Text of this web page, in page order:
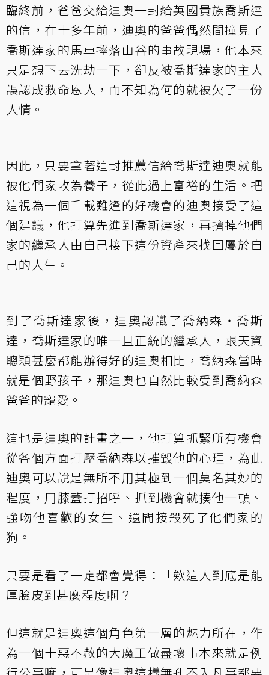
臨終前，爸爸交給迪奧一封給英國貴族喬斯達
的信，在十多年前，迪奧的爸爸偶然間撞見了
喬斯達家的馬車摔落山谷的事故現場，他本來
只是想下去洗劫一下，卻反被喬斯達家的主人
誤認成救命恩人，而不知為何的就被欠了一份
人情。
因此，只要拿著這封推薦信給喬斯達迪奧就能
被他們家收為養子，從此過上富裕的生活。把
這視為一個千載難逢的好機會的迪奧接受了這
個建議，他打算先進到喬斯達家，再擠掉他們
家的繼承人由自己接下這份資產來找回屬於自
己的人生。
到了喬斯達家後，迪奧認識了喬納森・喬斯
達，喬斯達家的唯一且正統的繼承人，跟天資
聰穎甚麼都能辦得好的迪奧相比，喬納森當時
就是個野孩子，那迪奧也自然比較受到喬納森
爸爸的寵愛。
這也是迪奧的計畫之一，他打算抓緊所有機會
從各個方面打壓喬納森以摧毀他的心理，為此
迪奧可以說是無所不用其極到一個莫名其妙的
程度，用膝蓋打招呼、抓到機會就揍他一頓、
強吻他喜歡的女生、還間接殺死了他們家的
狗。
只要是看了一定都會覺得：「欸這人到底是能
厚臉皮到甚麼程度啊？」
但這就是迪奧這個角色第一層的魅力所在，作
為一個十惡不赦的大魔王做盡壞事本來就是例